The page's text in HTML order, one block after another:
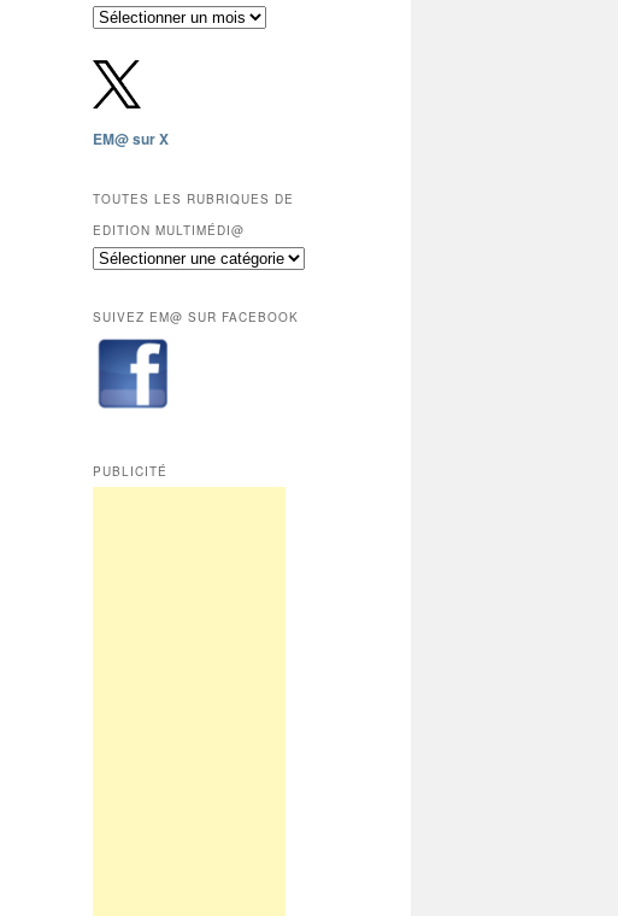
Archives
depuis
2009,
sauf
les
mois
réservés
aux
abonnés.
EM@ sur X
TOUTES LES RUBRIQUES DE
EDITION MULTIMÉDI@
Toutes
de
Edition
Multimédi@
SUIVEZ EM@ SUR FACEBOOK
PUBLICITÉ